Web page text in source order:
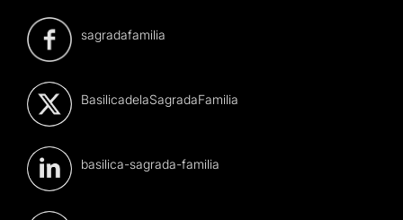
sagradafamilia
BasilicadelaSagradaFamilia
basilica-sagrada-familia